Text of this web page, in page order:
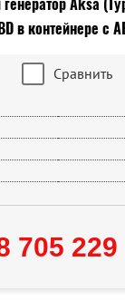
Сравнить
705 229